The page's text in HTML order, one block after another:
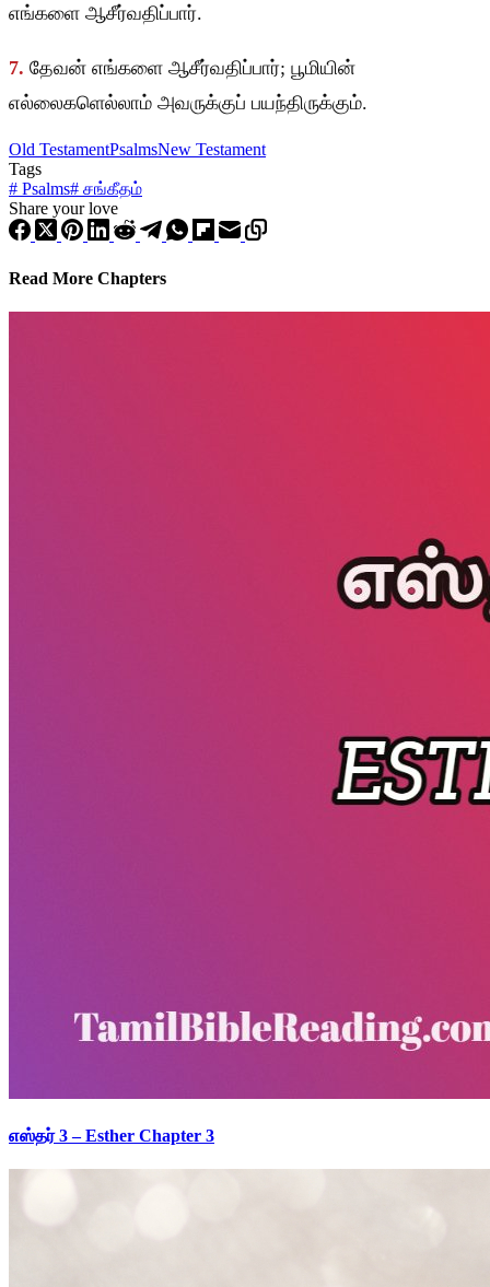
எங்களை ஆசீர்வதிப்பார்.
7. தேவன் எங்களை ஆசீர்வதிப்பார்; பூமியின்
எல்லைகளெல்லாம் அவருக்குப் பயந்திருக்கும்.
Old TestamentPsalmsNew Testament
Tags
# Psalms# சங்கீதம்
Share your love
Read More Chapters
எஸ்தர் 3 – Esther Chapter 3